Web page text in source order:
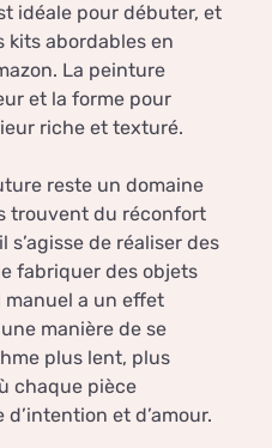
idéale pour débuter, et
kits abordables en
La peinture
et la forme pour
riche et texturé.
reste un domaine
trouvent du réconfort
s’agisse de réaliser des
fabriquer des objets
manuel a un effet
manière de se
plus lent, plus
chaque pièce
et d’amour.